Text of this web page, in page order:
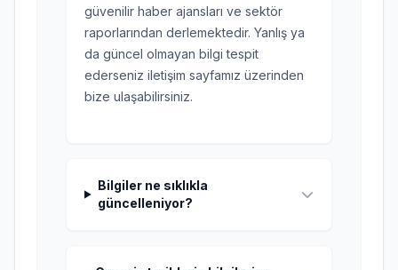
güvenilir haber ajansları ve sektör
raporlarından derlemektedir. Yanlış ya
da güncel olmayan bilgi tespit
ederseniz iletişim sayfamız üzerinden
bize ulaşabilirsiniz.
Bilgiler ne sıklıkla
güncelleniyor?